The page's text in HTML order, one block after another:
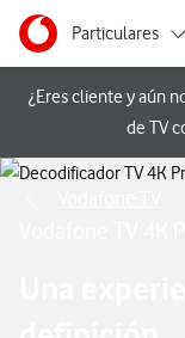
Ir a la pagina principal
Menu
Particulares
Autónomos
¿Eres cliente y aún
de TV